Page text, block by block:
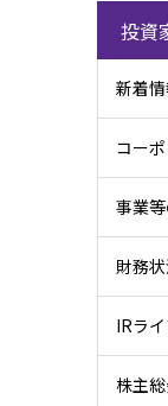
投資
新着
コー
事業
財務
IRラ
株主